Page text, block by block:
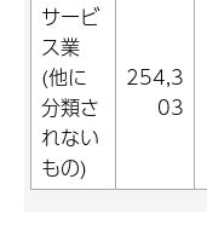
サービ
ス業
(他に
分類さ
れない
もの)
254,3
03